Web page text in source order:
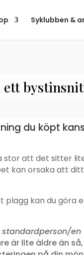
Syklubben &
ett
du köpt
att det sitter
kan orsaka att
kan du göra
standardperson/en
är lite äldre än